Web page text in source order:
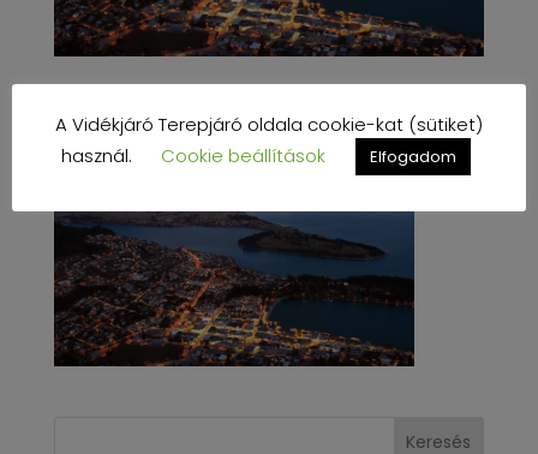
A Vidékjáró Terepjáró oldala cookie-kat (sütiket)
használ.
Cookie beállítások Elfogadom